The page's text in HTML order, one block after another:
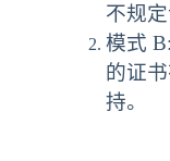
不规
模式
的证
持。